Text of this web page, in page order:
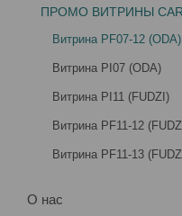
ПРОМО ВИТРИНЫ
Витрина PF07-12 (ODA)
Витрина PI07 (ODA)
Витрина PI11 (FUDZI)
Витрина PF11-12
Витрина PF11-13
О нас